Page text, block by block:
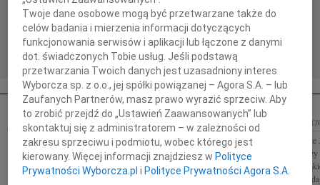
współczucia z powodu śmierci Mamy Sabinko,
razem z Tobą przeżywamy to smutne wydarzenie.
Zarząd, Koleżanki i Koledzy z...
JAN KONDRACKI 11.02.2025
KATOWICE
Z ogromnym smutkiem przyjęliśmy wiadomość o
śmierci naszego Kolegi Jana Kondrackiego Wyrazy
serdecznego współczucia dla Rodziny składają
04.02.2025
Naszemu
Dyrektorowi
szczerego i
śmierci Taty
Twoje dane osobowe mogą być przetwarzane także do
celów badania i mierzenia informacji dotyczących
funkcjonowania serwisów i aplikacji lub łączone z danymi
dot. świadczonych Tobie usług. Jeśli podstawą
przetwarzania Twoich danych jest uzasadniony interes
Wyborcza sp. z o.o., jej spółki powiązanej – Agora S.A. – lub
Zaufanych Partnerów, masz prawo wyrazić sprzeciw. Aby
to zrobić przejdź do „Ustawień Zaawansowanych” lub
skontaktuj się z administratorem – w zależności od
zakresu sprzeciwu i podmiotu, wobec którego jest
kierowany. Więcej informacji znajdziesz w Polityce
Prywatności Wyborcza.pl i Polityce Prywatności Agora S.A.